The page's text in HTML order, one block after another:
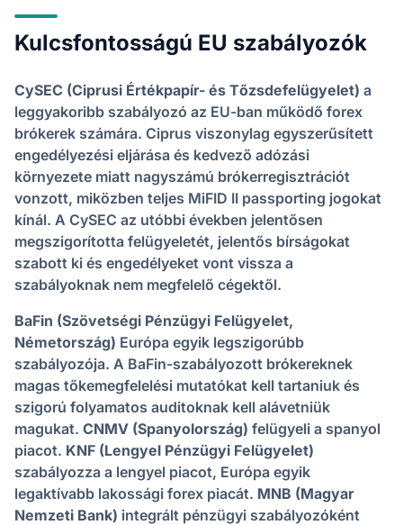
Kulcsfontosságú EU szabályozók
CySEC (Ciprusi Értékpapír- és Tőzsdefelügyelet) a
leggyakoribb szabályozó az EU-ban működő forex
brókerek számára. Ciprus viszonylag egyszerűsített
engedélyezési eljárása és kedvező adózási
környezete miatt nagyszámú brókerregisztrációt
vonzott, miközben teljes MiFID II passporting jogokat
kínál. A CySEC az utóbbi években jelentősen
megszigorította felügyeletét, jelentős bírságokat
szabott ki és engedélyeket vont vissza a
szabályoknak nem megfelelő cégektől.
BaFin (Szövetségi Pénzügyi Felügyelet,
Németország) Európa egyik legszigorúbb
szabályozója. A BaFin-szabályozott brókereknek
magas tőkemegfelelési mutatókat kell tartaniuk és
szigorú folyamatos auditoknak kell alávetniük
magukat. CNMV (Spanyolország) felügyeli a spanyol
piacot. KNF (Lengyel Pénzügyi Felügyelet)
szabályozza a lengyel piacot, Európa egyik
legaktívabb lakossági forex piacát. MNB (Magyar
Nemzeti Bank) integrált pénzügyi szabályozóként